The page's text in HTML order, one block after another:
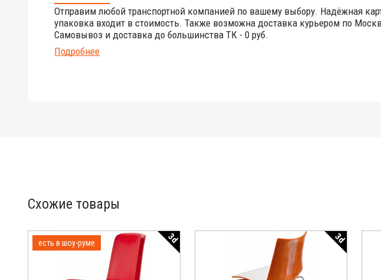
Отправим любой транспортной компанией по вашему выбору. Надёжная
упаковка входит в стоимость. Также возможна доставка курьером по
Самовывоз и доставка до большинства ТК - 0 руб.
Подробнее
Схожие товары
есть в шоу-руме 3d 3d